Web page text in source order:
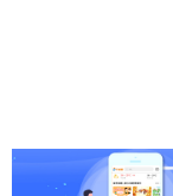
龙年除